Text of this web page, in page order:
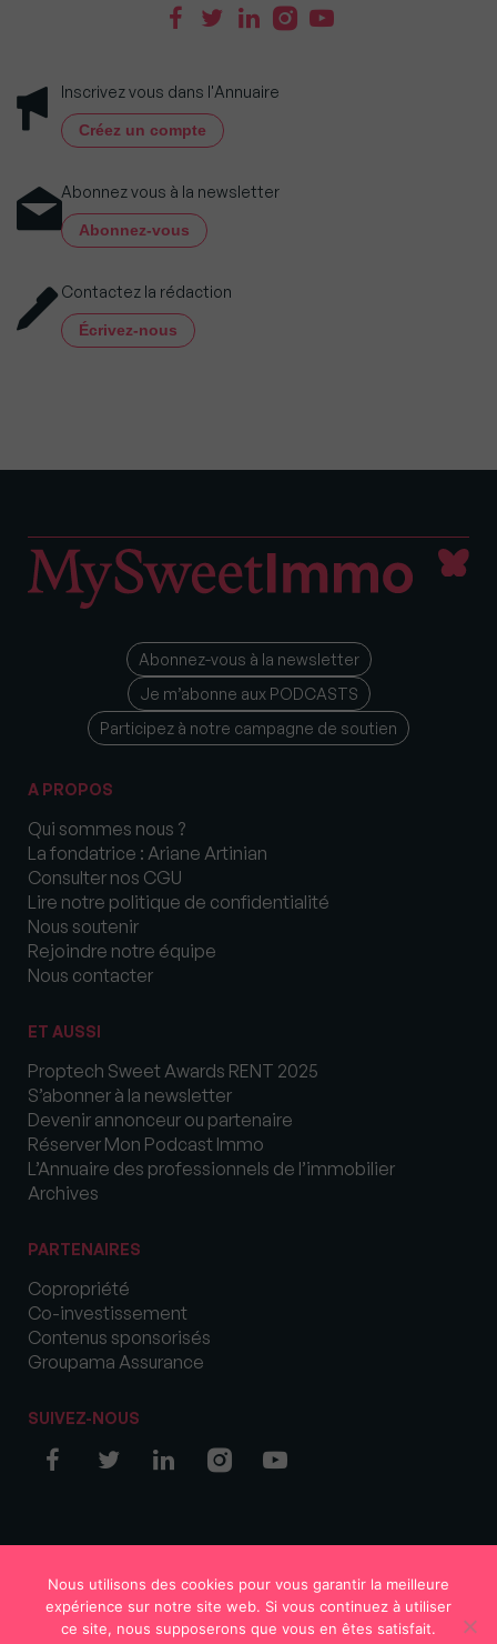
Inscrivez vous dans l'Annuaire
Créez un compte
Abonnez vous à la newsletter
Abonnez-vous
Contactez la rédaction
Écrivez-nous
Abonnez-vous à la newsletter
Je m’abonne aux PODCASTS
Participez à notre campagne de soutien
A PROPOS
Qui sommes nous ?
La fondatrice : Ariane Artinian
Consulter nos CGU
Lire notre politique de confidentialité
Nous soutenir
Rejoindre notre équipe
Nous contacter
ET AUSSI
Proptech Sweet Awards RENT 2025
S’abonner à la newsletter
Devenir annonceur ou partenaire
Réserver Mon Podcast Immo
L’Annuaire des professionnels de l’immobilier
Archives
PARTENAIRES
Copropriété
Co-investissement
Contenus sponsorisés
Groupama Assurance
SUIVEZ-NOUS
Nous utilisons des cookies pour vous garantir la meilleure
expérience sur notre site web. Si vous continuez à utiliser
ce site, nous supposerons que vous en êtes satisfait.